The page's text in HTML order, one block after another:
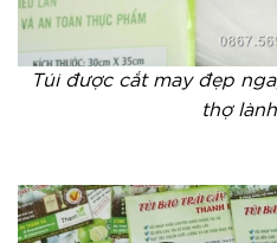
Túi được cắt may đẹp
thợ